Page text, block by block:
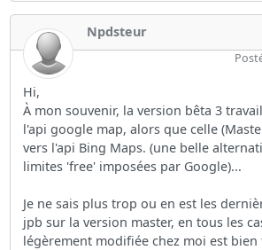
Npdsteur
Hi,
À mon souvenir, la version bêta 3
l'api google map, alors que celle
vers l'api Bing Maps. (une belle
limites 'free' imposées par Google)...
Je ne sais plus trop ou en est les
jpb sur la version master, en tous les
légèrement modifiée chez moi est